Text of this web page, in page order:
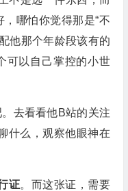
，哪怕你觉得那是“不
他那个年龄段该有的
可以自己掌控的小世
去看看他B站的关注
什么，观察他眼神在
证。而这张证，需要